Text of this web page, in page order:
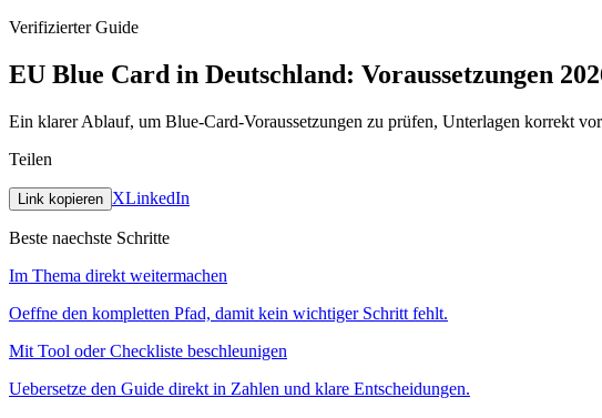
Verifizierter Guide
EU Blue Card in Deutschland: Voraussetzungen
Ein klarer Ablauf, um Blue-Card-Voraussetzungen zu prüfen, Unterlagen korrekt
Teilen
Link kopieren XLinkedIn
Beste naechste Schritte
Im Thema direkt weitermachen
Oeffne den kompletten Pfad, damit kein wichtiger Schritt fehlt.
Mit Tool oder Checkliste beschleunigen
Uebersetze den Guide direkt in Zahlen und klare Entscheidungen.